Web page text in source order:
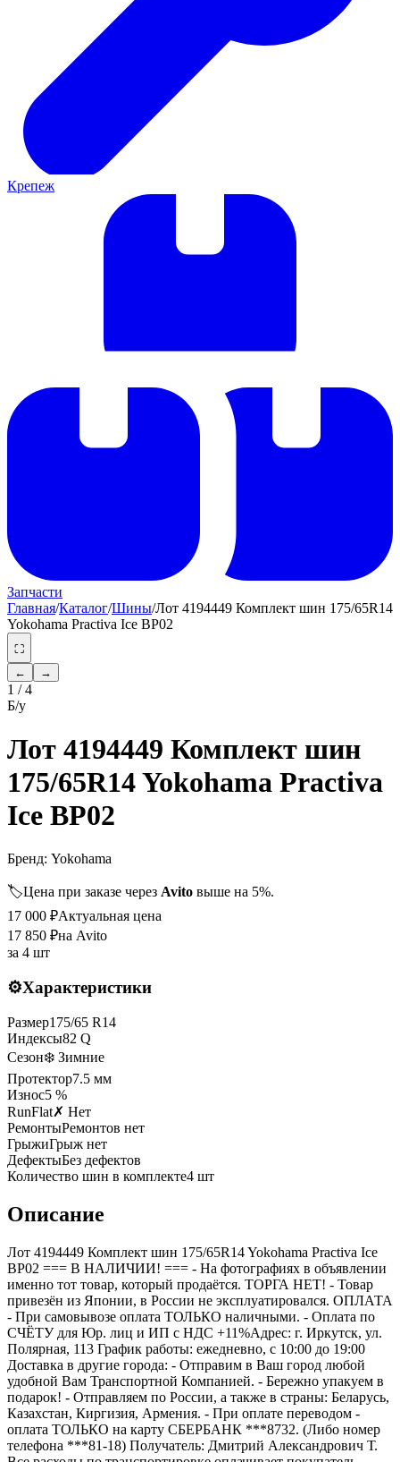
Крепеж
Запчасти
Главная/Каталог/Шины/Лот 4194449 Комплект шин 175/65R14
Yokohama Practiva Ice BP02
⛶
←
→
1 /4
Б/у
Лот 4194449 Комплект шин
175/65R14 Yokohama Practiva
Ice BP02
Бренд: Yokohama
🏷️Цена при заказе через Avito выше на 5%.
17 000 ₽Актуальная цена
17 850 ₽на Avito
за 4 шт
⚙️Характеристики
Размер175/65 R14
Индексы82 Q
Сезон❄️ Зимние
Протектор7.5 мм
Износ5 %
RunFlat✗ Нет
РемонтыРемонтов нет
ГрыжиГрыж нет
ДефектыБез дефектов
Количество шин в комплекте4 шт
Описание
Лот 4194449 Комплект шин 175/65R14 Yokohama Practiva Ice
BP02 === B НАЛИЧИИ! === - На фотографиях в объявлении
именно тот товар, который продаётся. ТОРГА НЕТ! - Товар
привезён из Японии, в России не эксплуатировался. ОПЛАТА
- При самовывозе оплата ТОЛЬКО наличными. - Оплата по
СЧЁТУ для Юр. лиц и ИП с НДС +11%Адрес: г. Иркутск, ул.
Полярная, 113 График работы: ежедневно, с 10:00 до 19:00
Доставка в другие города: - Отправим в Ваш город любой
удобной Вам Транспортной Компанией. - Бережно упакуем в
подарок! - Отправляем по России, а также в страны: Беларусь,
Казахстан, Киргизия, Армения. - При оплате переводом -
оплата ТОЛЬКО на карту СБЕРБАНК ***8732. (Либо номер
телефона ***81-18) Получатель: Дмитрий Александрович Т.